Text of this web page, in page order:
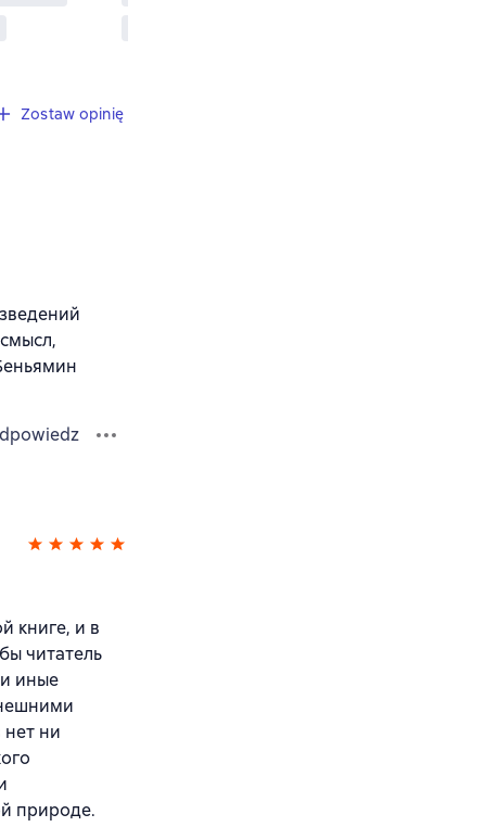
Zostaw opinię
книге, и в
читатель
иные
ни
природе.